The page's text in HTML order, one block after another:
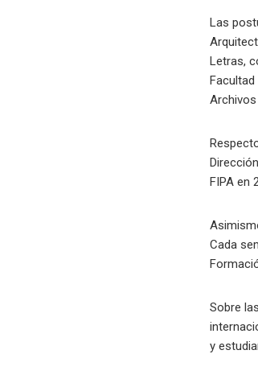
Las
Letras,
Facultad
Archivos
FIPA en
Cada
Sobre
y